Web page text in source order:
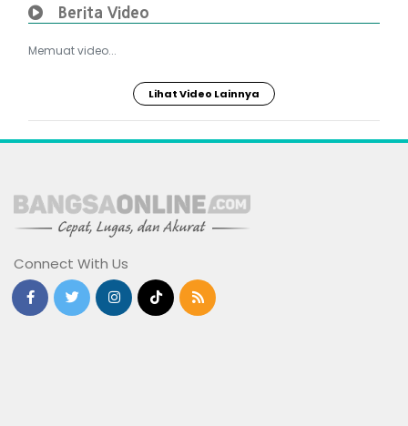
Berita Video
Memuat video...
Lihat Video Lainnya
Connect With Us